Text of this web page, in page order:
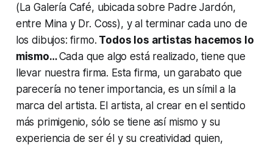
(La Galería Café, ubicada sobre Padre Jardón,
entre Mina y Dr. Coss), y al terminar cada uno de
los dibujos: firmo. Todos los artistas hacemos lo
mismo…Cada que algo está realizado, tiene que
llevar nuestra firma. Esta firma, un garabato que
parecería no tener importancia, es un símil a la
marca del artista. El artista, al crear en el sentido
más primigenio, sólo se tiene así mismo y su
experiencia de ser él y su creatividad quien,